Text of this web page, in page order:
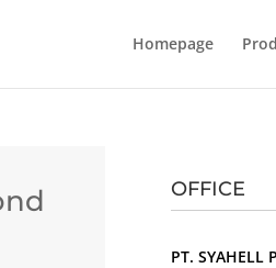
Homepage
OFFICE
PT. SYAHELL